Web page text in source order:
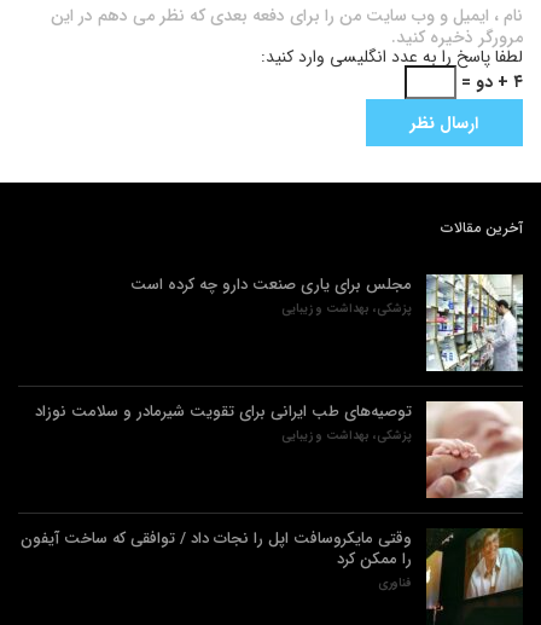
نام ، ایمیل و وب سایت من را برای دفعه بعدی که نظر می دهم در این
مرورگر ذخیره کنید.
لطفا پاسخ را به عدد انگلیسی وارد کنید:
۴ + دو =
آخرین مقالات
مجلس برای یاری صنعت دارو چه کرده است
پزشکی، بهداشت و زیبایی
توصیه‌های طب ایرانی برای تقویت شیرمادر و سلامت نوزاد
پزشکی، بهداشت و زیبایی
وقتی مایکروسافت اپل را نجات داد / توافقی که ساخت آیفون
را ممکن کرد
فناوری